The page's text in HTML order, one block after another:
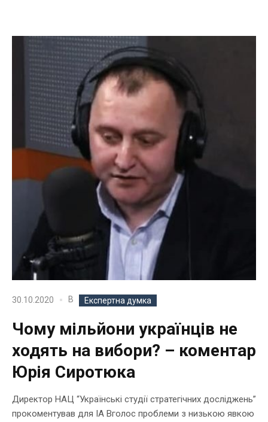
30.10.2020 В Експертна думка
Чому мільйони українців не
ходять на вибори? – коментар
Юрія Сиротюка
Директор НАЦ “Українські студії стратегічних досліджень”
прокоментував для ІА Вголос проблеми з низькою явкою